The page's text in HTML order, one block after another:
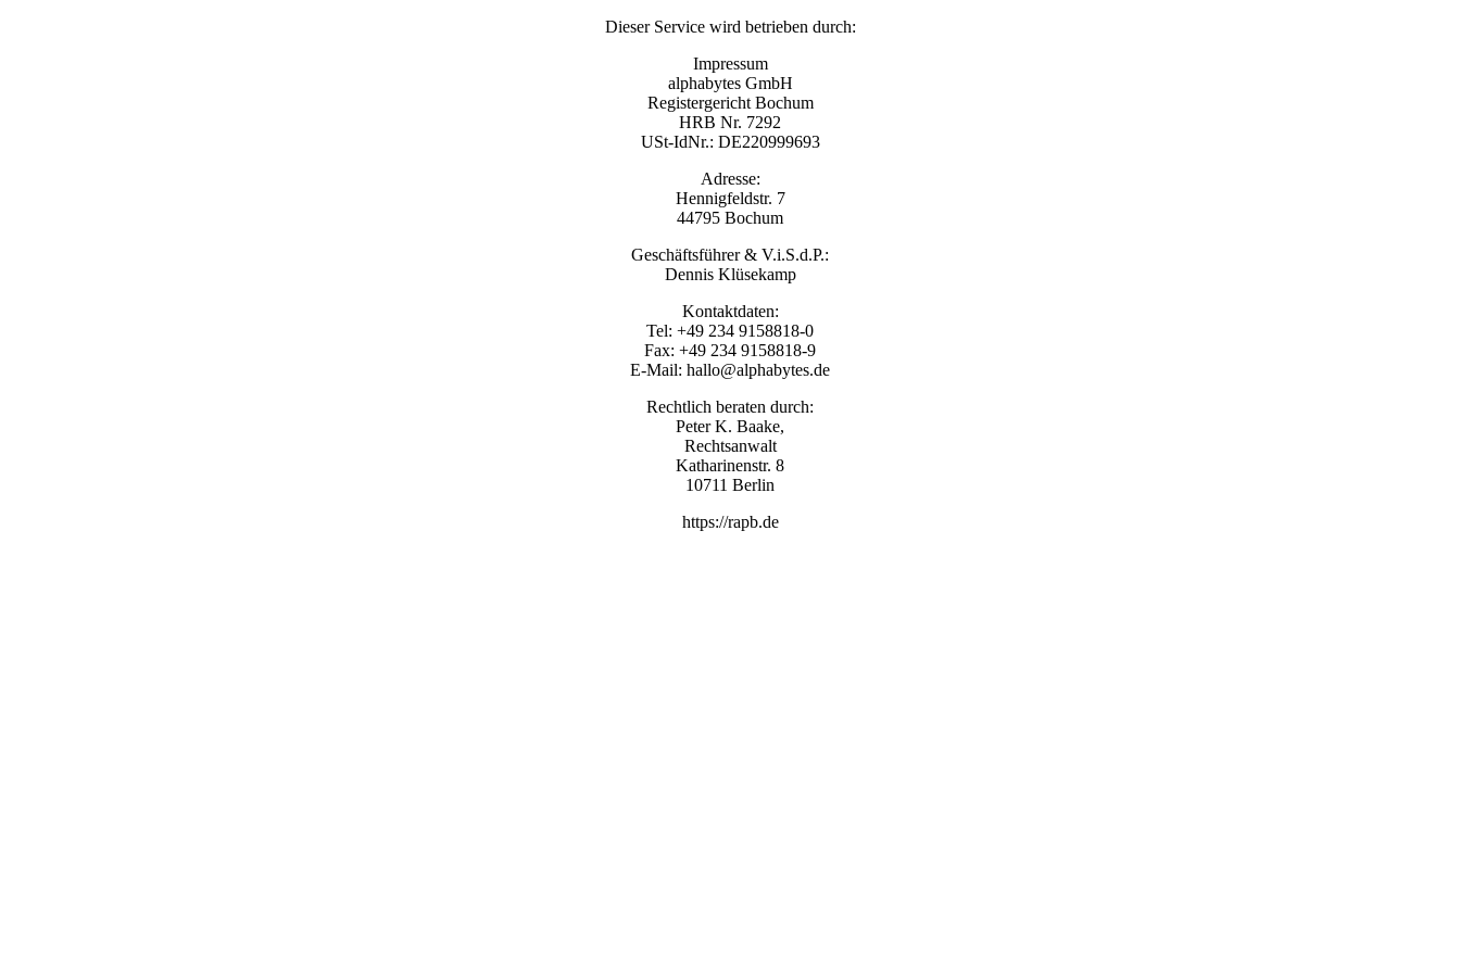
Dieser Service wird betrieben durch:
Impressum
alphabytes GmbH
Registergericht Bochum
HRB Nr. 7292
USt-IdNr.: DE220999693
Adresse:
Hennigfeldstr. 7
44795 Bochum
Geschäftsführer & V.i.S.d.P.:
Dennis Klüsekamp
Kontaktdaten:
Tel: +49 234 9158818-0
Fax: +49 234 9158818-9
E-Mail: hallo@alphabytes.de
Rechtlich beraten durch:
Peter K. Baake,
Rechtsanwalt
Katharinenstr. 8
10711 Berlin
https://rapb.de